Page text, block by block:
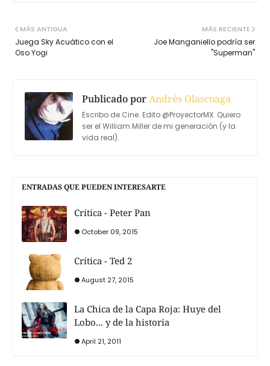
MÁS RECIENTE
Joe Manganiello podría ser
"Superman"
MÁS ANTIGUA
Juega Sky Acuático con el
Oso Yogi
Publicado porAndrés Olascoaga
Escribo de Cine. Edito @ProyectorMX. Quiero
ser el William Miller de mi generación (y la
vida real).
ENTRADAS QUE PUEDEN INTERESARTE
Crítica - Peter Pan
October 09, 2015
Crítica - Ted 2
August 27, 2015
La Chica de la Capa Roja: Huye del
Lobo... y de la historia
April 21, 2011